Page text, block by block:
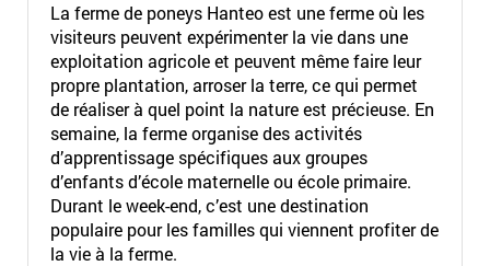
La ferme de poneys Hanteo est une ferme où les
visiteurs peuvent expérimenter la vie dans une
exploitation agricole et peuvent même faire leur
propre plantation, arroser la terre, ce qui permet
de réaliser à quel point la nature est précieuse. En
semaine, la ferme organise des activités
d’apprentissage spécifiques aux groupes
d’enfants d’école maternelle ou école primaire.
Durant le week-end, c’est une destination
populaire pour les familles qui viennent profiter de
la vie à la ferme.